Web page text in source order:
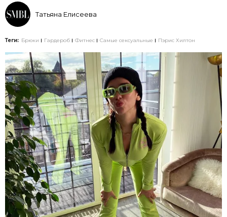
Татьяна Елисеева
Теги: Брюки Гардероб Фитнес Самые сексуальные Пэрис Хилтон